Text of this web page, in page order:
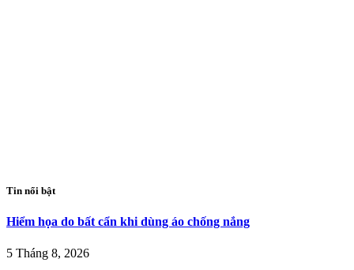
Tin nổi bật
Hiểm họa do bất cẩn khi dùng áo chống nắng
5 Tháng 8, 2026